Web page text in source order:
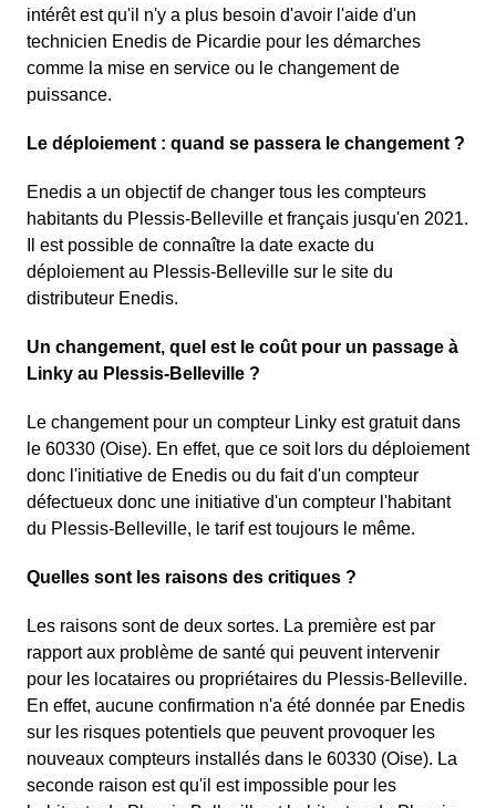
intérêt est qu'il n'y a plus besoin d'avoir l'aide d'un
technicien Enedis de Picardie pour les démarches
comme la mise en service ou le changement de
puissance.
Le déploiement : quand se passera le changement ?
Enedis a un objectif de changer tous les compteurs
habitants du Plessis-Belleville et français jusqu'en 2021.
Il est possible de connaître la date exacte du
déploiement au Plessis-Belleville sur le site du
distributeur Enedis.
Un changement, quel est le coût pour un passage à
Linky au Plessis-Belleville ?
Le changement pour un compteur Linky est gratuit dans
le 60330 (Oise). En effet, que ce soit lors du déploiement
donc l'initiative de Enedis ou du fait d'un compteur
défectueux donc une initiative d'un compteur l'habitant
du Plessis-Belleville, le tarif est toujours le même.
Quelles sont les raisons des critiques ?
Les raisons sont de deux sortes. La première est par
rapport aux problème de santé qui peuvent intervenir
pour les locataires ou propriétaires du Plessis-Belleville.
En effet, aucune confirmation n'a été donnée par Enedis
sur les risques potentiels que peuvent provoquer les
nouveaux compteurs installés dans le 60330 (Oise). La
seconde raison est qu'il est impossible pour les